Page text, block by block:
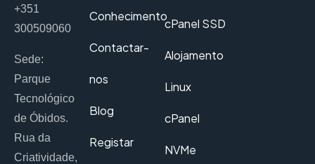
+351
300509060
Sede:
Parque
Tecnológico
de Óbidos.
Rua da
Criatividade,
Conhecimento
Contactar-
nos
Blog
Registar
cPanel SSD
Alojamento
Linux
cPanel
NVMe